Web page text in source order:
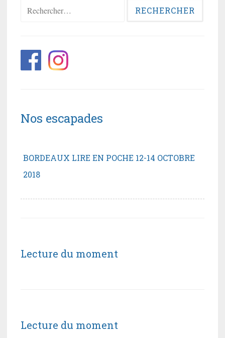
Rechercher :
Nos escapades
BORDEAUX LIRE EN POCHE 12-14 OCTOBRE
2018
Lecture du moment
Lecture du moment